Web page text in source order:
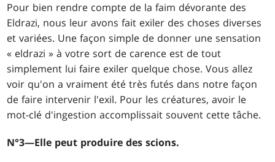
Pour bien rendre compte de la faim dévorante des
Eldrazi, nous leur avons fait exiler des choses diverses
et variées. Une façon simple de donner une sensation
« eldrazi » à votre sort de carence est de tout
simplement lui faire exiler quelque chose. Vous allez
voir qu'on a vraiment été très futés dans notre façon
de faire intervenir l'exil. Pour les créatures, avoir le
mot-clé d'ingestion accomplissait souvent cette tâche.
N°3—Elle peut produire des scions.